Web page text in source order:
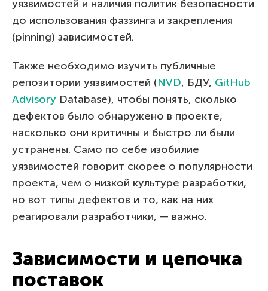
уязвимостей и наличия политик безопасности
до использования фаззинга и закрепления
(pinning) зависимостей.
Также необходимо изучить публичные
репозитории уязвимостей (NVD, БДУ, GitHub
Advisory Database), чтобы понять, сколько
дефектов было обнаружено в проекте,
насколько они критичны и быстро ли были
устранены. Само по себе изобилие
уязвимостей говорит скорее о популярности
проекта, чем о низкой культуре разработки,
но вот типы дефектов и то, как на них
реагировали разработчики, — важно.
Зависимости и цепочка
поставок